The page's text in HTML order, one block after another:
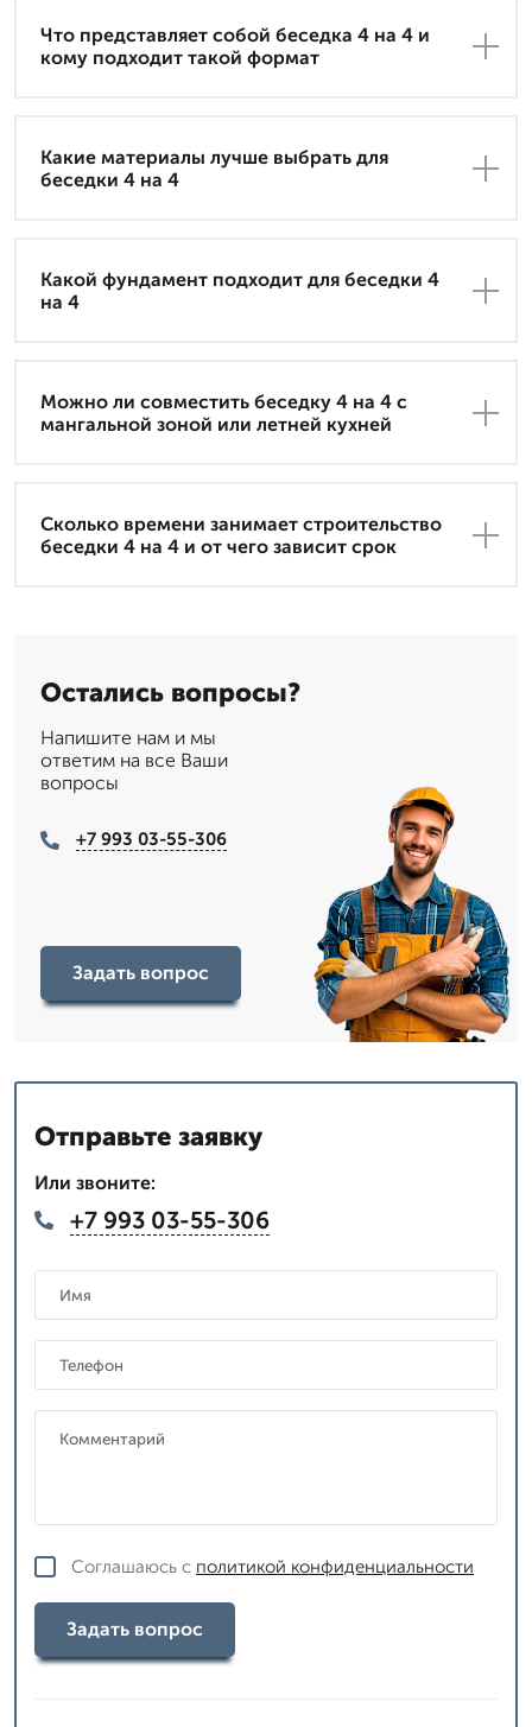
Что представляет собой беседка 4 на 4 и
кому подходит такой формат
Какие материалы лучше выбрать для
беседки 4 на 4
Какой фундамент подходит для беседки 4
на 4
Можно ли совместить беседку 4 на 4 с
мангальной зоной или летней кухней
Сколько времени занимает строительство
беседки 4 на 4 и от чего зависит срок
Остались вопросы?
Напишите нам и мы
ответим на все Ваши
вопросы
+7 993 03-55-306
Задать вопрос
Отправьте заявку
Или звоните:
+7 993 03-55-306
Соглашаюсь с политикой конфиденциальности
Задать вопрос